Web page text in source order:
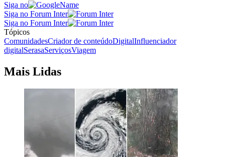
Siga no
Siga no Forum Inter
Siga no Forum Inter
Tópicos
ComunidadesCriador de conteúdoDigitalInfluenciador
digitalSerasaServiçosViagem
Mais Lidas